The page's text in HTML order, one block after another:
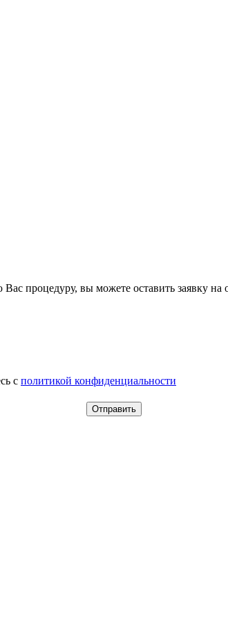
процедуру, вы можете оставить заявку на
c политикой конфиденциальности